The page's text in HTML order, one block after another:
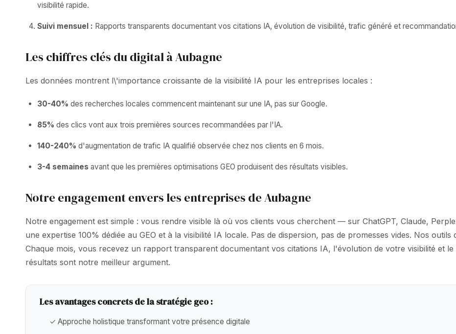
visibilité rapide.
Suivi mensuel : Rapports transparents documentant vos citations IA, évolution de visibilité, trafic généré et
Les chiffres clés du digital à Aubagne
Les données montrent l\'importance croissante de la visibilité IA pour les entreprises locales :
30-40% des recherches locales commencent maintenant sur une IA, pas sur Google.
85% des clics vont aux trois premières sources recommandées par l'IA.
140-240% d'augmentation de trafic IA qualifié observée chez nos clients en 6 mois.
3-4 semaines avant que les premières optimisations GEO produisent des résultats visibles.
Notre engagement envers les entreprises de Aubagne
Notre engagement est simple : vous rendre visible là où vos clients vous cherchent — sur ChatGPT, Claude,
une expertise 100% dédiée au GEO et à la visibilité IA locale. Pas de dispersion, pas de promesses vides. Nos
Chaque mois, vous recevez un rapport transparent documentant vos citations IA, l'évolution de votre visibilité et le
résultats sont notre meilleur argument.
Les avantages concrets de la stratégie geo :
✓ Approche holistique transformant votre présence digitale